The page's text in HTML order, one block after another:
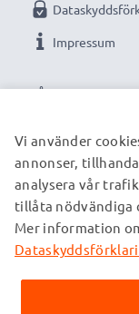
VÅRA
Impressum
VÅRA
© subtel.se 2026
Alla priser är
varumärken
webbsidor enbart
Vi använder
annonser,
analysera vår
tillåta nödvändiga
Mer information